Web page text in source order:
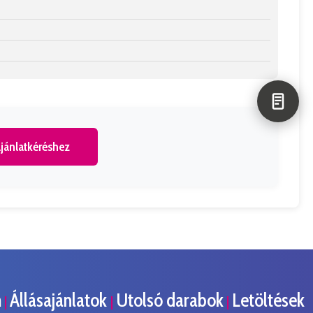
| Állásajánlatok | Utolsó darabok | Letöltések